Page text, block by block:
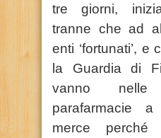
tre giorni,
tranne che ad
enti ‘fortunati’,
la Guardia di
vanno
parafarmacie
merce